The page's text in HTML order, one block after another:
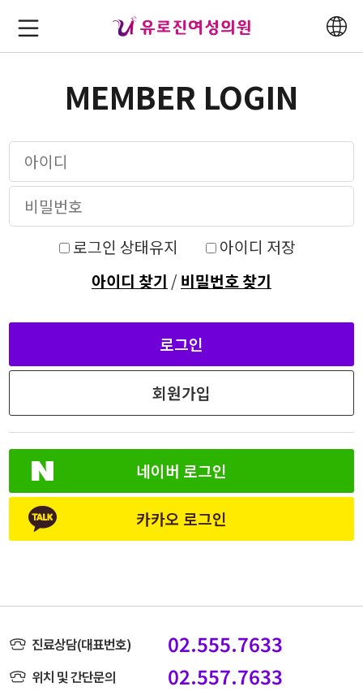
MEMBER LOGIN
로그인 상태유지
아이디 저장
아이디 찾기 / 비밀번호 찾기
로그인
회원가입
네이버 로그인
카카오 로그인
진료상담(대표번호) 02.555.7633
위치 및 간단문의 02.557.7633